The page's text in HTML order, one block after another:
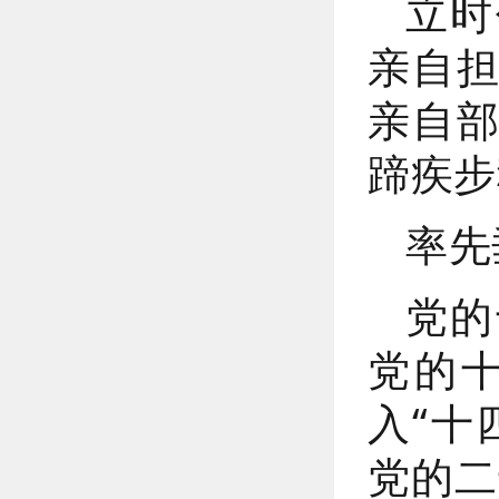
立
亲自
亲自
蹄疾
率
党
党的
入“
党的